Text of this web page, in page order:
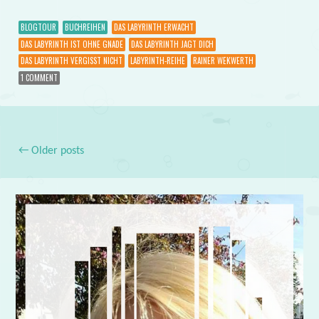
BLOGTOUR BUCHREIHEN
DAS LABYRINTH ERWACHT
DAS LABYRINTH IST OHNE GNADE
DAS LABYRINTH JAGT DICH
DAS LABYRINTH VERGISST NICHT
LABYRINTH-REIHE
RAINER WEKWERTH
1 COMMENT
Post navigation
←Older posts